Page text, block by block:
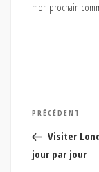
mon prochain
Navigation
de
l’article
Article
précédent
PRÉCÉDENT
Visiter
jour par jour